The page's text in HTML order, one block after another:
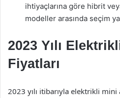
ihtiyaçlarına göre hibrit
modeller arasında seçim
2023 Yılı
Fiyatları
2023 yılı itibarıyla elektrikli